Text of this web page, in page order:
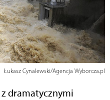
Łukasz Cynalewski/Agencja Wyborcza.pl
z dramatycznymi